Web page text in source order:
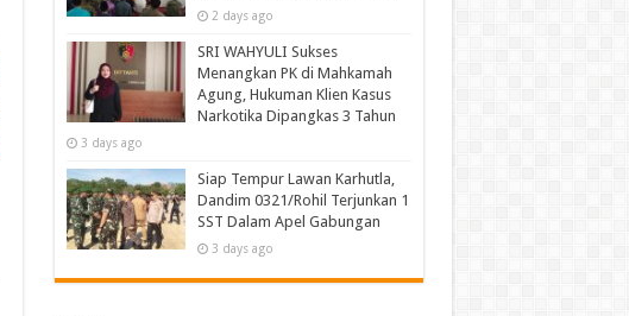
2 days ago
SRI WAHYULI Sukses
Menangkan PK di Mahkamah
Agung, Hukuman Klien Kasus
Narkotika Dipangkas 3 Tahun
3 days ago
Siap Tempur Lawan Karhutla,
Dandim 0321/Rohil Terjunkan 1
SST Dalam Apel Gabungan
3 days ago